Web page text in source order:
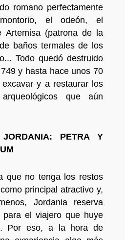
romano perfectamente
el odeón, el
Artemisa (patrona de la
baños termales de los
Todo quedó destruido
y hasta hace unos 70
y a restaurar los
que aún
PETRA Y
que no tenga los restos
principal atractivo y,
Jordania reserva
para el viajero que huye
Por eso, a la hora de